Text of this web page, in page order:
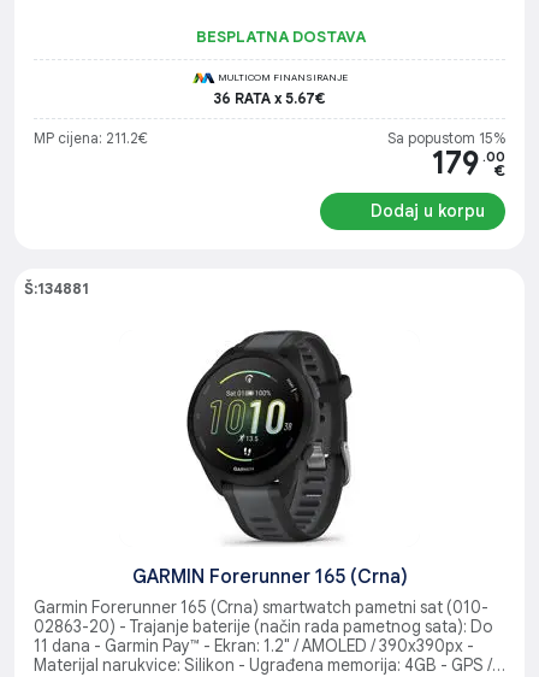
BESPLATNA DOSTAVA
MULTICOM FINANSIRANJE
36 RATA x 5.67€
MP cijena: 211.2€ Sa popustom 15%
179 .00
€
Dodaj u korpu
Š:134881
GARMIN Forerunner 165 (Crna)
Garmin Forerunner 165 (Crna) smartwatch pametni sat (010-
02863-20) - Trajanje baterije (način rada pametnog sata): Do
11 dana - Garmin Pay™ - Ekran: 1.2" / AMOLED / 390x390px -
Materijal narukvice: Silikon - Ugrađena memorija: 4GB - GPS /